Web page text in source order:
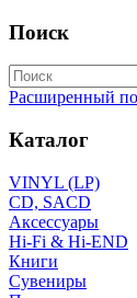
Поиск
Расширенный
Каталог
VINYL (LP)
CD, SACD
Аксессуары
Hi-Fi & Hi-END
Книги
Сувениры